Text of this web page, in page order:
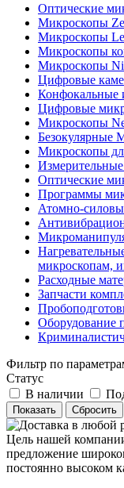
Оптические
Микроскопы
Микроскопы
Микроскопы
Микроскопы
Цифровые
Конфокальные
Цифровые
Микроскопы
Безокулярные
Микроскопы
Оптические
Программы
Атомно-
микроскопам,
Расходные
Запчасти
Оборудование
Фильтр по
Статус
В наличии
Сбросить
Цель нашей
предложение
постоянно высоком